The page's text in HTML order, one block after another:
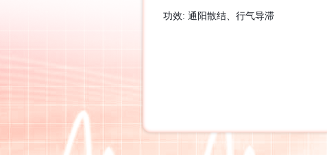
功效: 通阳散结、行气导滞